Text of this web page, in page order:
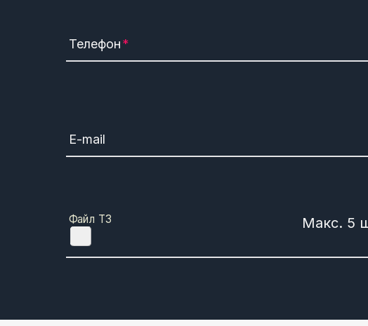
Телефон
E-mail
Файл ТЗ